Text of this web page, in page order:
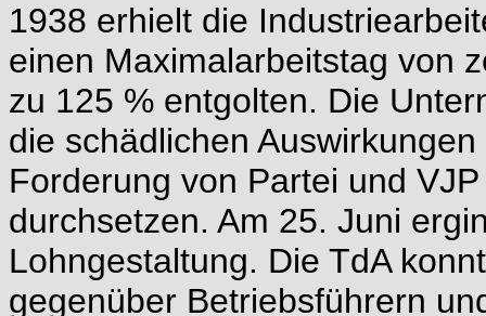
1938 erhielt die
einen Maximalarbeitstag von
zu 125 % entgolten. Die
die schädlichen
Forderung von Partei und
durchsetzen. Am 25. Juni
Lohngestaltung. Die TdA
gegenüber Betriebsführern